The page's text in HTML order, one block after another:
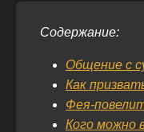
Содержание:
Общение с
Как
Фея-
Кого можно